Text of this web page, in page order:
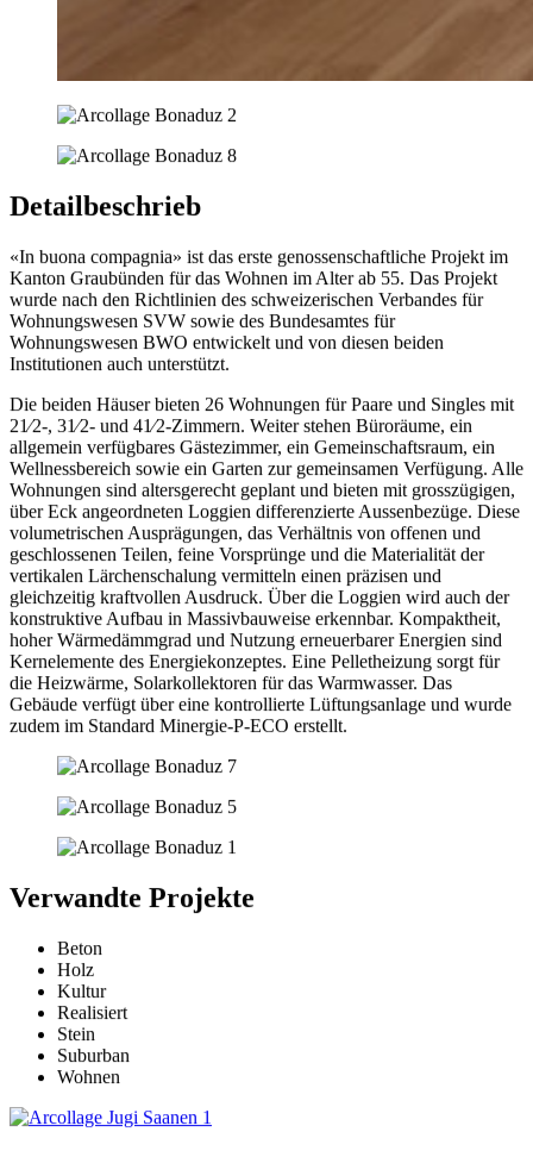
Detailbeschrieb
«In buona compagnia» ist das erste genossenschaftliche Projekt im
Kanton Graubünden für das Wohnen im Alter ab 55. Das Projekt
wurde nach den Richtlinien des schweizerischen Verbandes für
Wohnungswesen SVW sowie des Bundesamtes für
Wohnungswesen BWO entwickelt und von diesen beiden
Institutionen auch unterstützt.
Die beiden Häuser bieten 26 Wohnungen für Paare und Singles mit
21⁄2-, 31⁄2- und 41⁄2-Zimmern. Weiter stehen Büroräume, ein
allgemein verfügbares Gästezimmer, ein Gemeinschaftsraum, ein
Wellnessbereich sowie ein Garten zur gemeinsamen Verfügung. Alle
Wohnungen sind altersgerecht geplant und bieten mit grosszügigen,
über Eck angeordneten Loggien differenzierte Aussenbezüge. Diese
volumetrischen Ausprägungen, das Verhältnis von offenen und
geschlossenen Teilen, feine Vorsprünge und die Materialität der
vertikalen Lärchenschalung vermitteln einen präzisen und
gleichzeitig kraftvollen Ausdruck. Über die Loggien wird auch der
konstruktive Aufbau in Massivbauweise erkennbar. Kompaktheit,
hoher Wärmedämmgrad und Nutzung erneuerbarer Energien sind
Kernelemente des Energiekonzeptes. Eine Pelletheizung sorgt für
die Heizwärme, Solarkollektoren für das Warmwasser. Das
Gebäude verfügt über eine kontrollierte Lüftungsanlage und wurde
zudem im Standard Minergie-P-ECO erstellt.
Verwandte Projekte
Beton
Holz
Kultur
Realisiert
Stein
Suburban
Wohnen